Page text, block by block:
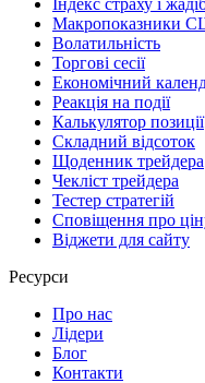
Макропоказники
Волатильність
Торгові сесії
Економічний
Реакція на події
Калькулятор позиції
Складний відсоток
Щоденник трейдера
Чекліст трейдера
Тестер стратегій
Сповіщення про
Віджети для сайту
Ресурси
Про нас
Лідери
Блог
Контакти